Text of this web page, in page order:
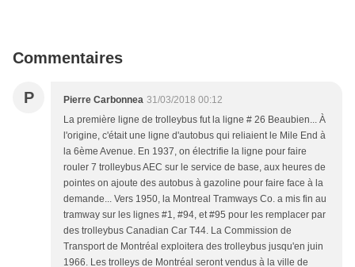
Commentaires
P Pierre Carbonnea 31/03/2018 00:12
La première ligne de trolleybus fut la ligne # 26 Beaubien... À
l'origine, c'était une ligne d'autobus qui reliaient le Mile End à
la 6ème Avenue. En 1937, on électrifie la ligne pour faire
rouler 7 trolleybus AEC sur le service de base, aux heures de
pointes on ajoute des autobus à gazoline pour faire face à la
demande... Vers 1950, la Montreal Tramways Co. a mis fin au
tramway sur les lignes #1, #94, et #95 pour les remplacer par
des trolleybus Canadian Car T44. La Commission de
Transport de Montréal exploitera des trolleybus jusqu'en juin
1966. Les trolleys de Montréal seront vendus à la ville de